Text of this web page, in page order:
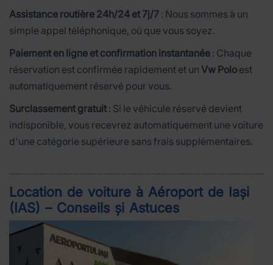
Assistance routière 24h/24 et 7j/7 : Nous sommes à un
simple appel téléphonique, où que vous soyez.
Paiement en ligne et confirmation instantanée : Chaque
réservation est confirmée rapidement et un Vw Polo est
automatiquement réservé pour vous.
Surclassement gratuit : Si le véhicule réservé devient
indisponible, vous recevrez automatiquement une voiture
d'une catégorie supérieure sans frais supplémentaires.
Location de voiture à Aéroport de Iași
(IAS) – Conseils și Astuces